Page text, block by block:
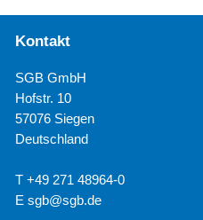
Kontakt
SGB GmbH
Hofstr. 10
57076 Siegen
Deutschland
T +49 271 48964-0
E sgb@sgb.de